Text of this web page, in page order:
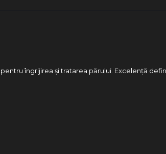
îngrijirea și tratarea părului. Excelență